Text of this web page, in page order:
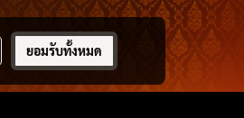
ยอมรับทั้งหมด